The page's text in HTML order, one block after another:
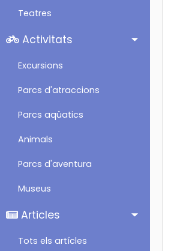
Teatres
Activitats
Excursions
Parcs d'atraccions
Parcs aqüatics
Animals
Parcs d'aventura
Museus
Articles
Tots els artícles